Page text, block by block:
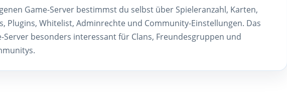
Game-Server bestimmst du selbst über Spieleranzahl, Karten,
Plugins, Whitelist, Adminrechte und Community-Einstellungen. Das
Server besonders interessant für Clans, Freundesgruppen und